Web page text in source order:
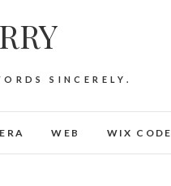
SINCERELY.
WEB WIX CODE